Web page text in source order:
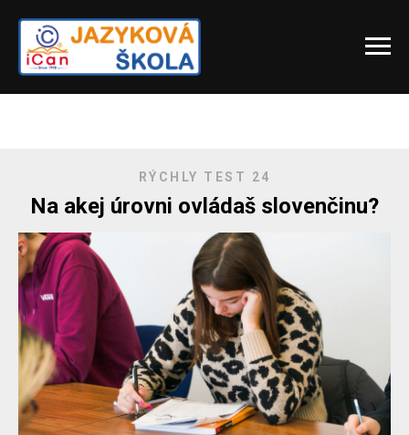
RÝCHLY TEST 24
Na akej úrovni ovládaš slovenčinu?